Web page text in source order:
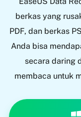
berkas yang
PDF, dan berkas
Anda bisa
secara daring
membaca untuk